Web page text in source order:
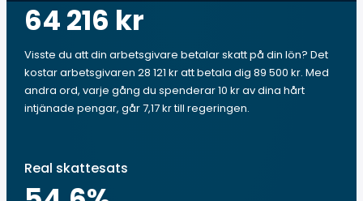
64 216 kr
Visste du att din arbetsgivare betalar skatt på din lön? Det
kostar arbetsgivaren 28 121 kr att betala dig 89 500 kr. Med
andra ord, varje gång du spenderar 10 kr av dina hårt
intjänade pengar, går 7,17 kr till regeringen.
Real skattesats